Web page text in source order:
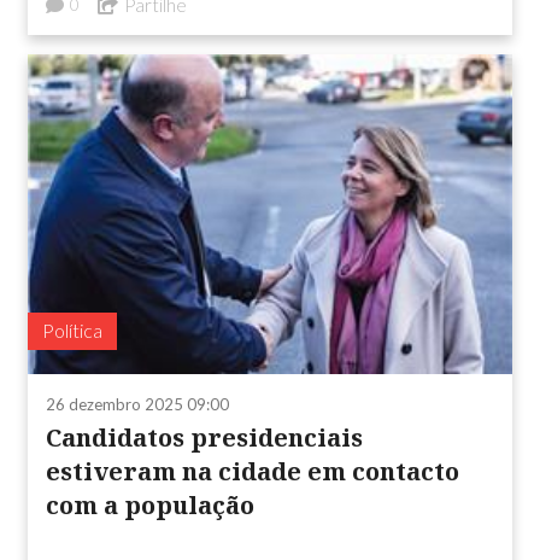
0 Partilhe
Política
26 dezembro 2025 09:00
Candidatos presidenciais
estiveram na cidade em contacto
com a população